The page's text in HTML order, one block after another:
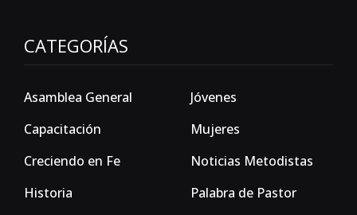
CATEGORÍAS
Asamblea General
Capacitación
Creciendo en Fe
Historia
Jóvenes
Mujeres
Noticias Metodistas
Palabra de Pastor